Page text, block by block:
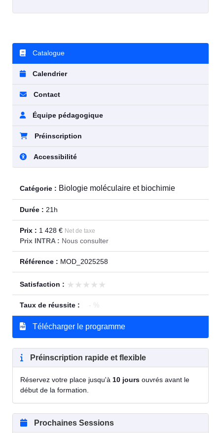
Catalogue
Calendrier
Contact
Équipe pédagogique
Préinscription
Accessibilité
Catégorie : Biologie moléculaire et biochimie
Durée : 21h
Prix : 1 428 € Net de taxe
Prix INTRA : Nous consulter
Référence : MOD_2025258
Satisfaction : ★★★★★
★★★★★
Taux de réussite : - %
Télécharger le programme
Préinscription rapide et flexible
Réservez votre place jusqu'à 10 jours ouvrés avant le
début de la formation.
Prochaines Sessions